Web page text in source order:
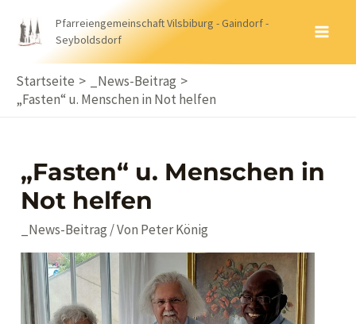
Inhalt
Pfarreiengemeinschaft Vilsbiburg - Gaindorf -
Seyboldsdorf
Startseite
_News-Beitrag
„Fasten“ u. Menschen in Not helfen
„Fasten“ u. Menschen in
Not helfen
_News-Beitrag / Von Peter König